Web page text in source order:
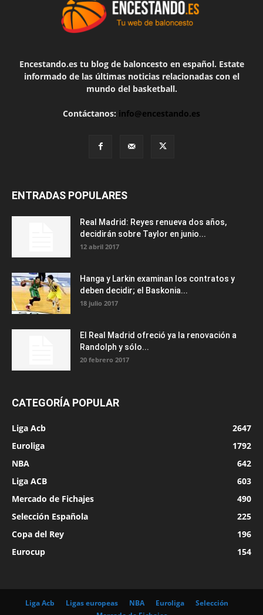
Encestando.es tu blog de baloncesto en español. Estate
informado de las últimas noticias relacionadas con el
mundo del basketball.
Contáctanos: info@encestando.es
ENTRADAS POPULARES
Real Madrid: Reyes renueva dos años,
decidirán sobre Taylor en junio...
12 abril 2017
Hanga y Larkin examinan los contratos y
deben decidir; el Baskonia...
18 julio 2017
El Real Madrid ofreció ya la renovación a
Randolph y sólo...
20 febrero 2017
CATEGORÍA POPULAR
Liga Acb
2647
Euroliga
1792
NBA
642
Liga ACB
603
Mercado de Fichajes
490
Selección Española
225
Copa del Rey
196
Eurocup
154
Liga Acb Ligas europeas NBA Euroliga
Selección